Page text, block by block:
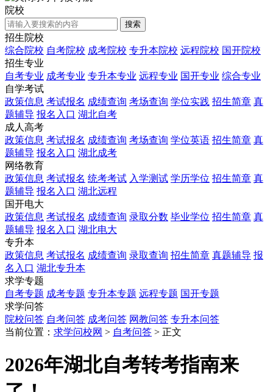
院校
搜索
招生院校
综合院校 自考院校 成考院校 专升本院校 远程院校 国开院校
招生专业
自考专业 成考专业 专升本专业 远程专业 国开专业 综合专业
自学考试
政策信息 考试报名 成绩查询 考场查询 学位实践 招生简章 真
题辅导 报名入口 湖北自考
成人高考
政策信息 考试报名 成绩查询 考场查询 学位英语 招生简章 真
题辅导 报名入口 湖北成考
网络教育
政策信息 考试报名 统考考试 入学测试 学历学位 招生简章 真
题辅导 报名入口 湖北远程
国开电大
政策信息 考试报名 成绩查询 录取分数 毕业学位 招生简章 真
题辅导 报名入口 湖北电大
专升本
政策信息 考试报名 成绩查询 录取查询 招生简章 真题辅导 报
名入口 湖北专升本
求学专题
自考专题 成考专题 专升本专题 远程专题 国开专题
求学问答
院校问答 自考问答 成考问答 网教问答 专升本问答
当前位置： 求学问校网 > 自考问答 > 正文
2026年湖北自考转考指南来